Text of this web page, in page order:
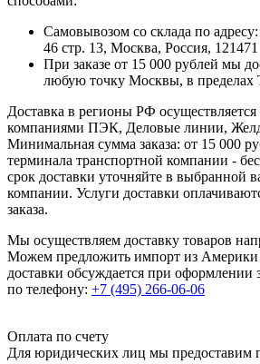
Самовывозом со склада по
46 стр. 13, Москва, Россия, 121471
При заказе от 15 000 рублей мы
любую точку Москвы, в
Доставка в регионы РФ
компаниями ПЭК, Деловые линии,
Минимальная сумма заказа: от 15 000
терминала транспортной компании -
срок доставки уточняйте в выбранной
компании. Услуги доставки
заказа.
Мы осуществляем доставку товаров
Можем предложить импорт из Америки
доставки обсуждается при оформлении
по телефону: +7 (495) 266-06-06
Оплата по счету
Для юридических лиц мы предоставим